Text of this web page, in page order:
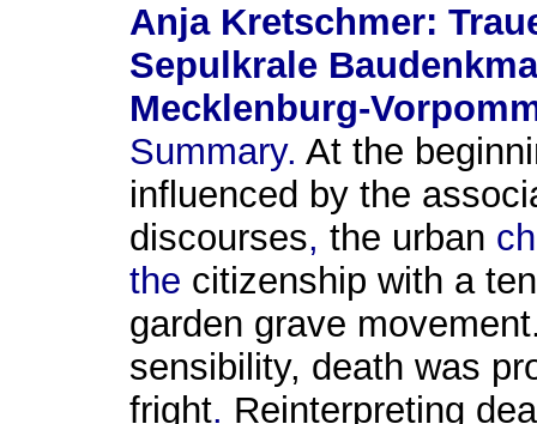
Anja Kretschmer:
Sepulkrale
Mecklenburg-
Summary. At the
influenced by the
discourses,the urban
the citizenship with a
garden grave
sensibility, death was
fright. Reinter­preting